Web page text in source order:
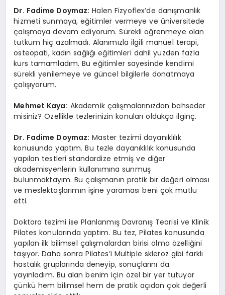
Dr. Fadime Doymaz: Halen Fizyoflex’de danışmanlık
hizmeti sunmaya, eğitimler vermeye ve üniversitede
çalışmaya devam ediyorum. Sürekli öğrenmeye olan
tutkum hiç azalmadı. Alanımızla ilgili manuel terapi,
osteopati, kadın sağlığı eğitimleri dahil yüzden fazla
kurs tamamladım. Bu eğitimler sayesinde kendimi
sürekli yenilemeye ve güncel bilgilerle donatmaya
çalışıyorum.
Mehmet Kaya: Akademik çalışmalarınızdan bahseder
misiniz? Özellikle tezlerinizin konuları oldukça ilginç.
Dr. Fadime Doymaz: Master tezimi dayanıklılık
konusunda yaptım. Bu tezle dayanıklılık konusunda
yapılan testleri standardize etmiş ve diğer
akademisyenlerin kullanımına sunmuş
bulunmaktayım. Bu çalışmanın pratik bir değeri olması
ve meslektaşlarımın işine yaraması beni çok mutlu
etti.
Doktora tezimi ise Planlanmış Davranış Teorisi ve Klinik
Pilates konularında yaptım. Bu tez, Pilates konusunda
yapılan ilk bilimsel çalışmalardan birisi olma özelliğini
taşıyor. Daha sonra Pilates’i Multiple skleroz gibi farklı
hastalık gruplarında deneyip, sonuçlarını da
yayınladım. Bu alan benim için özel bir yer tutuyor
çünkü hem bilimsel hem de pratik açıdan çok değerli